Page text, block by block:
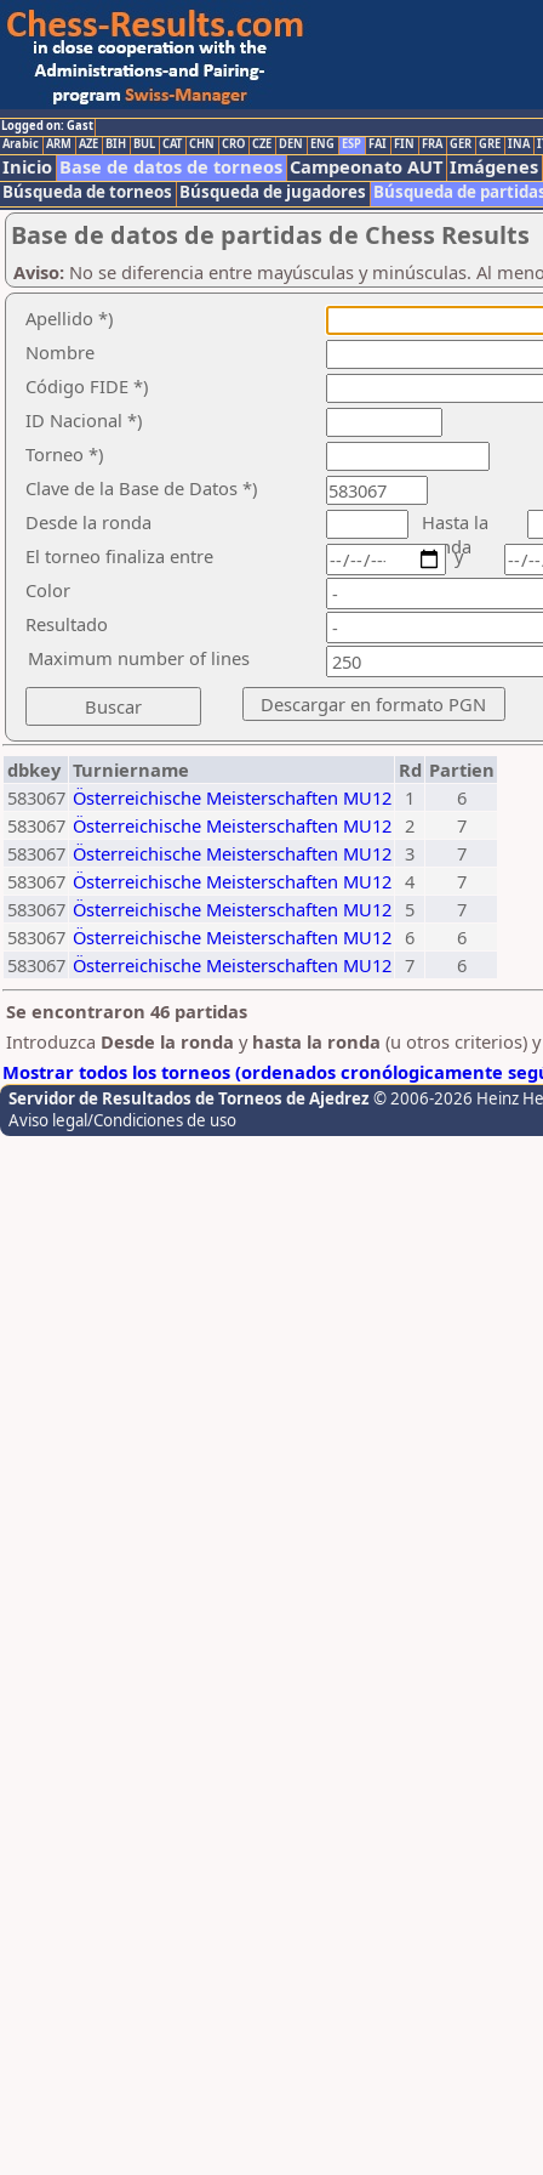
Logged on: Gast
Arabic ARM AZE BIH BUL CAT CHN CRO CZE DEN ENG ESP FAI FIN FRA GER GRE INA
Inicio Base de datos de torneos Campeonato AUT Imágenes
Búsqueda de torneos Búsqueda de jugadores Búsqueda de
Base de datos de partidas de Chess Results
Aviso: No se diferencia entre mayúsculas y minúsculas. Al
Apellido *)
Nombre
Código FIDE *)
ID Nacional *)
Torneo *)
Clave de la Base de Datos *)
Desde la ronda
Hasta la
ronda
El torneo finaliza entre
Color
Resultado
y
Maximum number of lines
dbkey Turniername Rd Partien
583067 Österreichische Meisterschaften MU12 1
6
583067 Österreichische Meisterschaften MU12 2
7
583067 Österreichische Meisterschaften MU12 3
7
583067 Österreichische Meisterschaften MU12 4
7
583067 Österreichische Meisterschaften MU12 5
7
583067 Österreichische Meisterschaften MU12 6
6
583067 Österreichische Meisterschaften MU12 7
6
Se encontraron 46 partidas
Introduzca Desde la ronda y hasta la ronda (u otros criterios)
Mostrar todos los torneos (ordenados cronólogicamente
Servidor de Resultados de Torneos de Ajedrez © 2006-2026 Heinz
Aviso legal/Condiciones de uso